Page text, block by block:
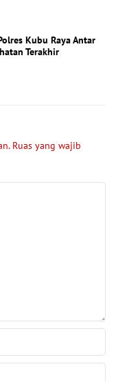
Kubu Raya Antar
Terakhir
Ruas yang wajib